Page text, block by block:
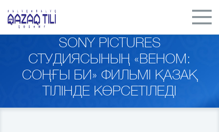
SONY PICTURES
СТУДИЯСЫНЫҢ «ВЕНОМ:
СОҢҒЫ БИ» ФИЛЬМІ ҚАЗАҚ
ТІЛІНДЕ КӨРСЕТІЛЕДІ